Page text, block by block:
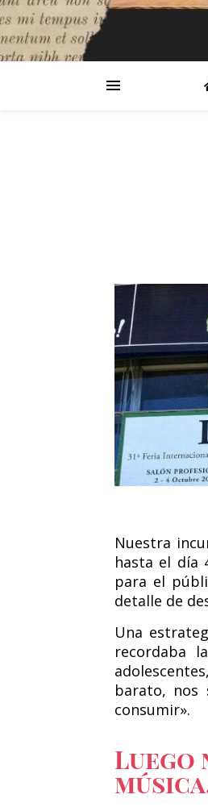
Nuestra
hasta el día
para el
detalle de
Una
recordaba
barato, nos
consumir».
Luego